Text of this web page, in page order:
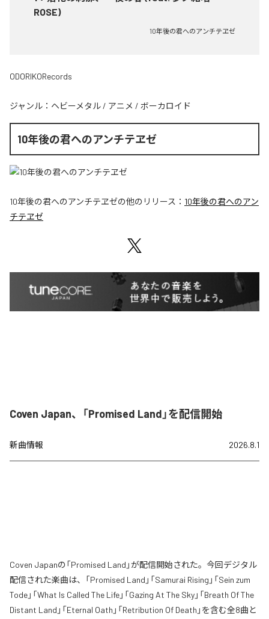
ROSE)
10年後の君へのアンチテヱゼ
ODORIKORecords
ジャンル： ヘビーメタル / アニメ / ボーカロイド
10年後の君へのアンチテヱゼ
10年後の君へのアンチテヱゼの他のリリース： 10年後の君へのアン
チテヱゼ
Coven Japan、「Promised Land」を配信開始
新曲情報 2026.8.1
Coven Japanの「Promised Land」が配信開始された。今回デジタル
配信された楽曲は、「Promised Land」「Samurai Rising」「Sein zum
Tode」「What Is Called The Life」「Gazing At The Sky」「Breath Of The
Distant Land」「Eternal Oath」「Retribution Of Death」を含む全8曲と